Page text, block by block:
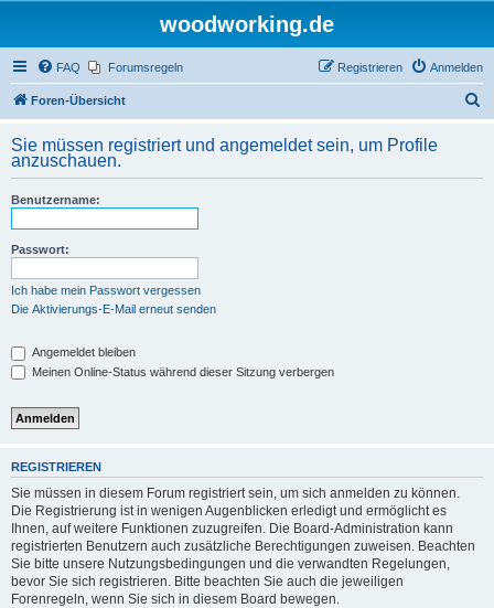
woodworking.de
FAQ Forumsregeln Anmelden
Registrieren
Foren-Übersicht
h
Sie müssen registriert und angemeldet sein, um Profile
anzuschauen.
Benutzername:
Passwort:
Ich habe mein Passwort vergessen
Die Aktivierungs-E-Mail erneut senden
Angemeldet bleiben
Meinen Online-Status während dieser Sitzung verbergen
REGISTRIEREN
Sie müssen in diesem Forum registriert sein, um sich anmelden zu können.
Die Registrierung ist in wenigen Augenblicken erledigt und ermöglicht es
Ihnen, auf weitere Funktionen zuzugreifen. Die Board-Administration kann
registrierten Benutzern auch zusätzliche Berechtigungen zuweisen. Beachten
Sie bitte unsere Nutzungsbedingungen und die verwandten Regelungen,
bevor Sie sich registrieren. Bitte beachten Sie auch die jeweiligen
Forenregeln, wenn Sie sich in diesem Board bewegen.